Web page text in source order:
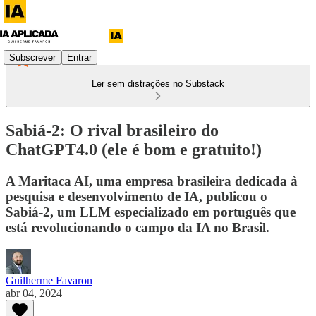
Subscrever Entrar
Ler sem distrações no Substack
Sabiá-2: O rival brasileiro do
ChatGPT4.0 (ele é bom e gratuito!)
A Maritaca AI, uma empresa brasileira dedicada à
pesquisa e desenvolvimento de IA, publicou o
Sabiá-2, um LLM especializado em português que
está revolucionando o campo da IA no Brasil.
Guilherme Favaron
abr 04, 2024